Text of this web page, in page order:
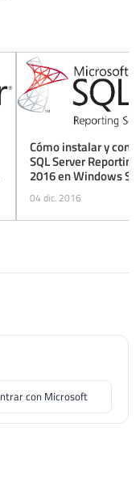
Cómo instalar y
SQL Server
2016 en Windows
04 dic. 2016
con Microsoft